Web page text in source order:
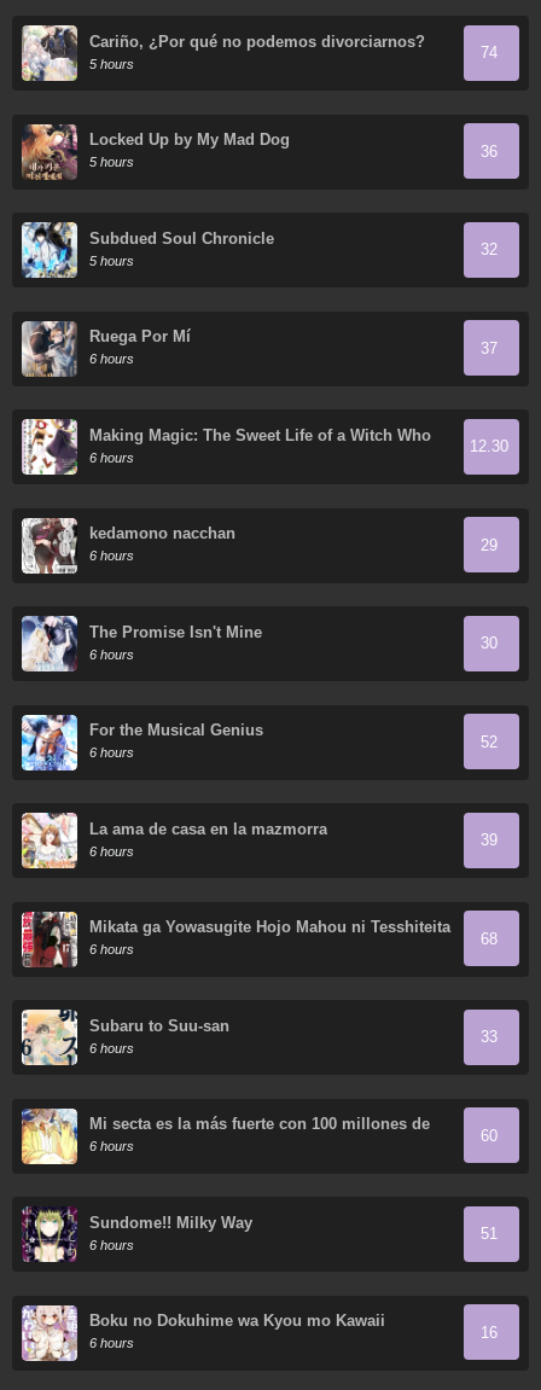
Cariño, ¿Por qué no podemos divorciarnos?
5 hours
74
Locked Up by My Mad Dog
5 hours
36
Subdued Soul Chronicle
5 hours
32
Ruega Por Mí
6 hours
37
Making Magic: The Sweet Life of a Witch Who
Knows an Infinite MP Loophole
6 hours
12.30
kedamono nacchan
6 hours
29
The Promise Isn't Mine
6 hours
30
For the Musical Genius
6 hours
52
La ama de casa en la mazmorra
6 hours
39
Mikata ga Yowasugite Hojo Mahou ni Tesshiteita
Kyuutei Mahoushi, Tsuihou sarete Saikyou wo
Mezasu
6 hours
68
Subaru to Suu-san
6 hours
33
Mi secta es la más fuerte con 100 millones de
puntos
6 hours
60
Sundome!! Milky Way
6 hours
51
Boku no Dokuhime wa Kyou mo Kawaii
6 hours
16